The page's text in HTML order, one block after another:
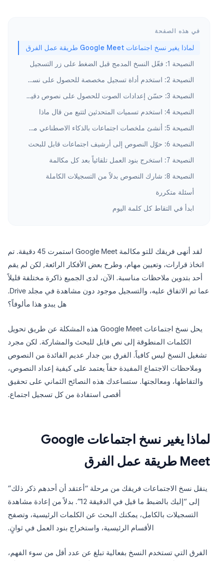
في هذه الصفحة
لماذا يغير نسخ اجتماعات Google Meet طريقة عمل الفرق
النصيحة 1: فعّل النسخ المدمج قبل الضغط على زر التسجيل
النصيحة 2: استخدم أداة تسجيل مخصصة للحصول على نسخ موثوق
النصيحة 3: حسّن إعدادات الصوت للحصول على نصوص دقيقة
النصيحة 4: استخدم تسميات المتحدثين لتتبع من قال ماذا
النصيحة 5: أنشئ ملخصات اجتماعات بالذكاء الاصطناعي من نصوصك
النصيحة 6: حوّل النصوص إلى أرشيف اجتماعات قابل للبحث
النصيحة 7: استخرج بنود العمل تلقائياً بعد كل مكالمة
النصيحة 8: شارك النصوص بدلاً من التسجيلات الكاملة
أسئلة متكررة
ابدأ في التقاط كل كلمة اليوم
لقد أنهى فريقك للتو مكالمة Google Meet استمرت 45 دقيقة. تم
اتخاذ قرارات، وتعيين مهام، وطرح بعض الأفكار الرائعة, لكن لم يقم
أحد بتدوين ملاحظات مناسبة. الآن، لدى الجميع ذاكرة مختلفة قليلاً
عما تم الاتفاق عليه، والتسجيل موجود دون مشاهدة في مجلد Drive.
هل يبدو هذا مألوفاً؟
يحل نسخ اجتماعات Google Meet هذه المشكلة عن طريق تحويل
الكلمات المنطوقة إلى نص قابل للبحث والمشاركة. لكن مجرد
تشغيل النسخ ليس كافياً. الفرق بين جدار عديم الفائدة من النصوص
وملاحظات الاجتماع المفيدة حقاً يعتمد على كيفية إعداد النصوص،
والتقاطها، ومعالجتها. ستساعدك هذه النصائح الثماني على تحقيق
أقصى استفادة من كل تسجيل اجتماع.
لماذا يغير نسخ اجتماعات Google
Meet طريقة عمل الفرق
ينقل نسخ الاجتماعات فريقك من مرحلة “أعتقد أن أحدهم ذكر ذلك”
إلى “إليك بالضبط ما قيل في الدقيقة 12”. بدلاً من إعادة مشاهدة
التسجيلات بالكامل، يمكنك البحث عن الكلمات الرئيسية، وتصفح
الأقسام الرئيسية، واستخراج بنود العمل في ثوانٍ.
الفرق التي تستخدم النسخ بفعالية تبلغ عن عدد أقل من سوء الفهم،